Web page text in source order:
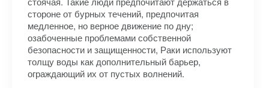
стороне от бурных течений, предпочитая
медленное, но верное движение по дну;
озабоченные проблемами собственной
безопасности и защищенности, Раки используют
толщу воды как дополнительный барьер,
ограждающий их от пустых волнений.